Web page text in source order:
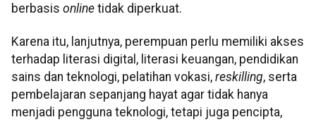
berbasis online tidak diperkuat.
Karena itu, lanjutnya, perempuan perlu memiliki akses
terhadap literasi digital, literasi keuangan, pendidikan
sains dan teknologi, pelatihan vokasi, reskilling, serta
pembelajaran sepanjang hayat agar tidak hanya
menjadi pengguna teknologi, tetapi juga pencipta,